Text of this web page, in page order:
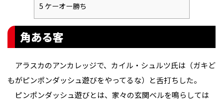
5 ケーオー勝ち
角ある客
アラスカのアンカレッジで、カイル・シュルツ氏は（ガキど
もがピンポンダッシュ遊びをやってるな）と舌打ちした。
ピンポンダッシュ遊びとは、家々の玄関ベルを鳴らしては